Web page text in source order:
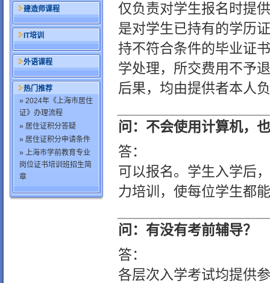
建造师课程
IT培训
外语课程
热门推荐
» 2024年《上海市居住
证》办理流程
» 居住证积分答疑
» 居住证积分申请条件
» 上海市学前教育专业
岗位证书培训班招生简
章
仅负责对学生报名时提
是对学生已持有的学历
持不符合条件的毕业证
学处理，所交费用不予
后果，均由提供者本人
问：不会使用计算机，
答：
可以报名。学生入学后
力培训，使每位学生都
问：有没有考前辅导？
答：
各层次入学考试均提供